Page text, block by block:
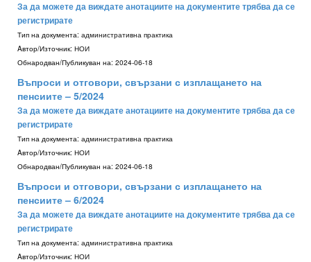
За да можете да виждате анотациите на документите трябва да се
регистрирате
Тип на документа: административна практика
Aвтор/Източник: НОИ
Обнародван/Публикуван на: 2024-06-18
Въпроси и отговори, свързани с изплащането на
пенсиите – 5/2024
За да можете да виждате анотациите на документите трябва да се
регистрирате
Тип на документа: административна практика
Aвтор/Източник: НОИ
Обнародван/Публикуван на: 2024-06-18
Въпроси и отговори, свързани с изплащането на
пенсиите – 6/2024
За да можете да виждате анотациите на документите трябва да се
регистрирате
Тип на документа: административна практика
Aвтор/Източник: НОИ